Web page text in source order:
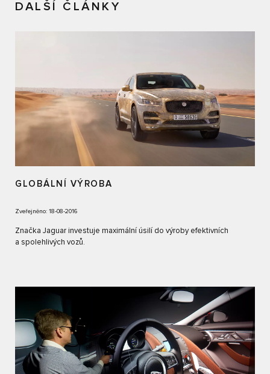
DALŠÍ ČLÁNKY
GLOBÁLNÍ VÝROBA
Zveřejněno: 18-08-2016
Značka Jaguar investuje maximální úsilí do výroby efektivních
a spolehlivých vozů.